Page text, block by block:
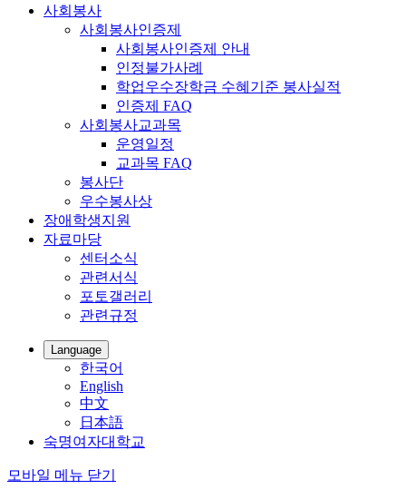
사회봉사
사회봉사인증제
사회봉사인증제 안내
인정불가사례
학업우수장학금 수혜기준 봉사실적
인증제 FAQ
사회봉사교과목
운영일정
교과목 FAQ
봉사단
우수봉사상
장애학생지원
자료마당
센터소식
관련서식
포토갤러리
관련규정
Language
한국어
English
中文
日本語
숙명여자대학교
모바일 메뉴 닫기